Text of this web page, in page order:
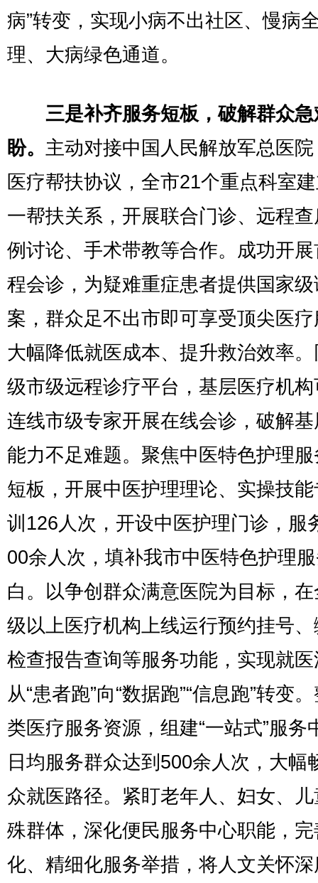
病”转变，实现小病不出社区、慢病
理、大病绿色通道。
三是补齐服务短板，破解群众
盼。 主动对接中国人民解放军总医
医疗帮扶协议，全市21个重点科室
一帮扶关系，开展联合门诊、远程
例讨论、手术带教等合作。成功开
程会诊，为疑难重症患者提供国家
案，群众足不出市即可享受顶尖医
大幅降低就医成本、提升救治效率
级市级远程诊疗平台，基层医疗机
连线市级专家开展在线会诊，破解
能力不足难题。聚焦中医特色护理
短板，开展中医护理理论、实操技
训126人次，开设中医护理门诊，服
00余人次，填补我市中医特色护理
白。以争创群众满意医院为目标，
级以上医疗机构上线运行预约挂号
检查报告查询等服务功能，实现就
从“患者跑”向“数据跑”“信息跑”转变
类医疗服务资源，组建“一站式”服务
日均服务群众达到500余人次，大幅
众就医路径。紧盯老年人、妇女、
殊群体，深化便民服务中心职能，
化、精细化服务举措，将人文关怀